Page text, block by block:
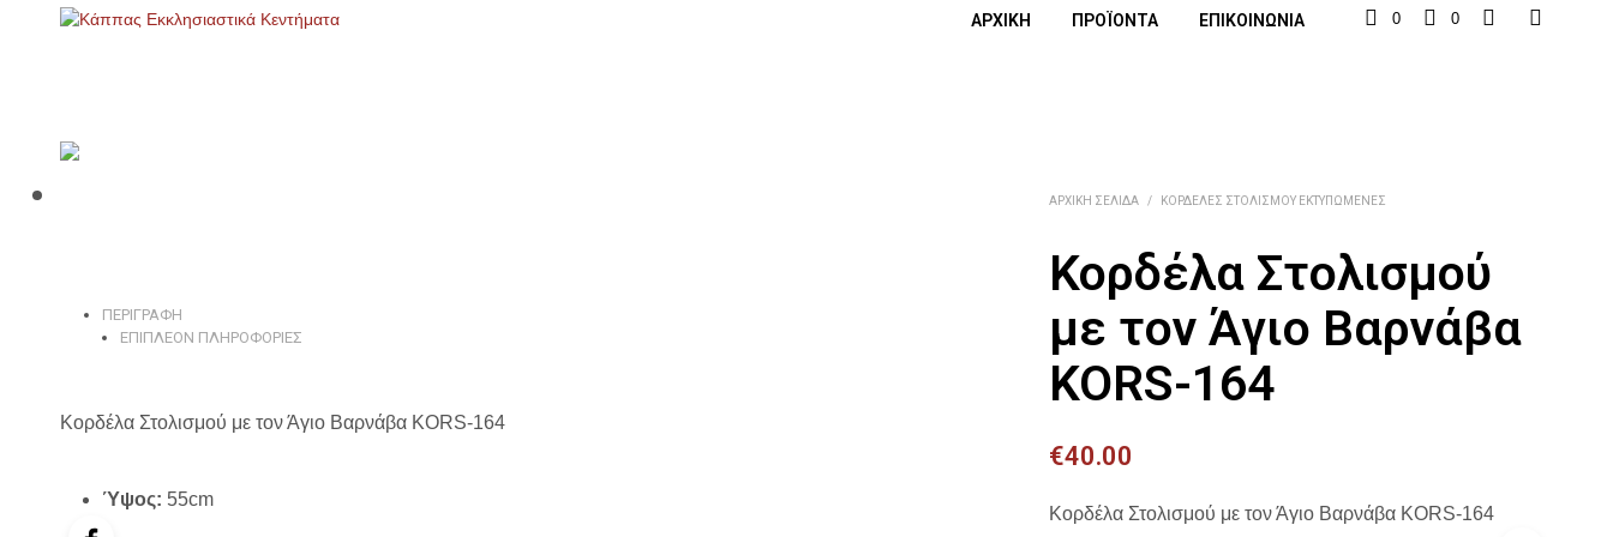
ΑΡΧΙΚΉ ΠΡΟΪΌΝΤΑ ΕΠΙΚΟΙΝΩΝΊΑ 0 0
ΑΡΧΙΚΉ ΣΕΛΊΔΑ / ΚΟΡΔΈΛΕΣ ΣΤΟΛΙΣΜΟΎ ΕΚΤΥΠΩΜΈΝΕΣ
Κορδέλα Στολισμού
με τον Άγιο Βαρνάβα
KORS-164
€40.00
Κορδέλα Στολισμού με τον Άγιο Βαρνάβα KORS-164
ΠΕΡΙΓΡΑΦΉ
ΕΠΙΠΛΈΟΝ ΠΛΗΡΟΦΟΡΊΕΣ
Κορδέλα Στολισμού με τον Άγιο Βαρνάβα KORS-164
Ύψος: 55cm